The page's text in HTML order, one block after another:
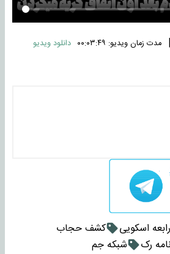
| مدت زمان ویدیو: ۰۰:۰۳:۴۹ دانلود ویدیو
رابعه اسکویی
کشف حجاب
رک شبکه جم